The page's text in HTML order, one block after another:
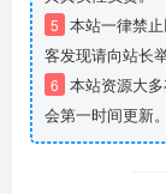
5 本站一律禁
客发现请向站长
6 本站资源大
会第一时间更新。